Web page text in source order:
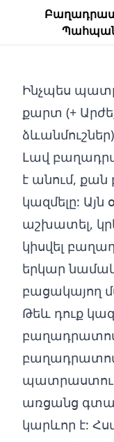
Ինչպես
քարտ (+
ձևանմուշներ)
Լավ
է անում, քան
կազմելը: Այն
աշխատել,
կիսվել
երկար նամակ
բացակայող
Թեև դուք
առցանց
կարևոր է: